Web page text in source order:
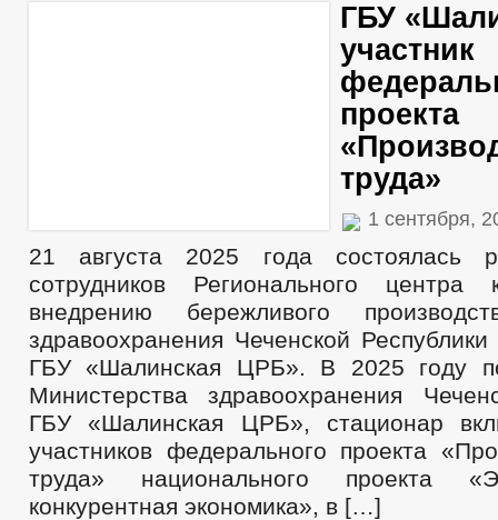
ГБУ
участник
проекта
труда»
1 сентября,
21 августа 2025 года состоялась
сотрудников Регионального центра
внедрению бережливого
здравоохранения Чеченской
ГБУ «Шалинская ЦРБ». В 2025 году
Министерства здравоохранения
ГБУ «Шалинская ЦРБ», стационар
участников федерального проекта
труда» национального проекта
конкурентная экономика», в […]